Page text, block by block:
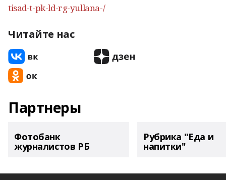
tisad-t-pk-ld-rg-yullana-/
Читайте нас
Партнеры
Фотобанк
журналистов РБ
Рубрика "Еда и
напитки"